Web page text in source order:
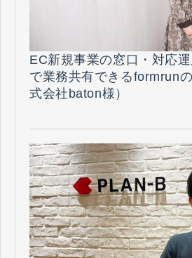
EC新規事業の窓口・対応
で業務共有できるformrun
式会社baton様）